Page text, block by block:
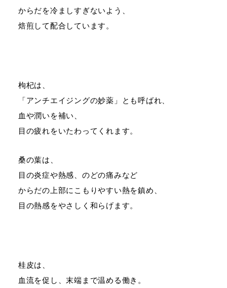
からだを冷ましすぎないよう、
焙煎して配合しています。
枸杞は、
「アンチエイジングの妙薬」とも呼ばれ、
血や潤いを補い、
目の疲れをいたわってくれます。
桑の葉は、
目の炎症や熱感、のどの痛みなど
からだの上部にこもりやすい熱を鎮め、
目の熱感をやさしく和らげます。
桂皮は、
血流を促し、末端まで温める働き。